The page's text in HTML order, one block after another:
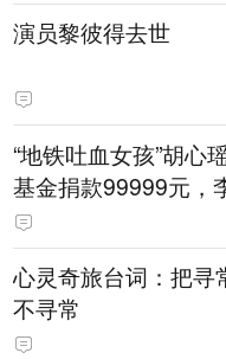
演员黎彼得去世
“地铁吐血女孩”胡心
基金捐款99999元，
谢：我个人向她捐赠
向其病友之家捐赠
心灵奇旅台词：把寻
不寻常